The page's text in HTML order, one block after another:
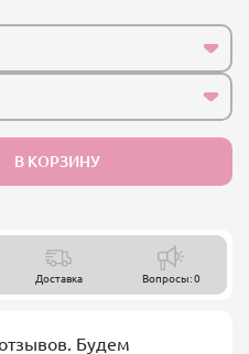
В КОРЗИНУ
Доставка Вопросы: 0
Будем